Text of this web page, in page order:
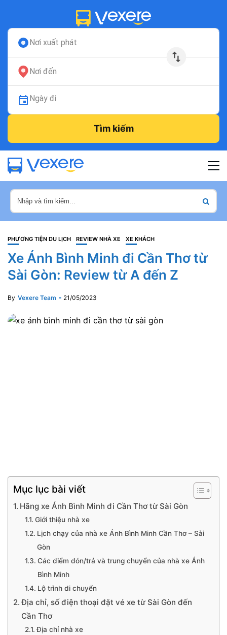
Nơi xuất phát
Nơi đến
Ngày đi
Tìm kiếm
PHƯƠNG TIỆN DU LỊCH REVIEW NHÀ XE XE KHÁCH
Xe Ánh Bình Minh đi Cần Thơ từ
Sài Gòn: Review từ A đến Z
By Vexere Team 21/05/2023
Mục lục bài viết
Hãng xe Ánh Bình Minh đi Cần Thơ từ Sài Gòn
Giới thiệu nhà xe
Lịch chạy của nhà xe Ánh Bình Minh Cần Thơ – Sài
Gòn
Các điểm đón/trả và trung chuyển của nhà xe Ánh
Bình Minh
Lộ trình di chuyển
Địa chỉ, số điện thoại đặt vé xe từ Sài Gòn đến
Cần Thơ
Địa chỉ nhà xe